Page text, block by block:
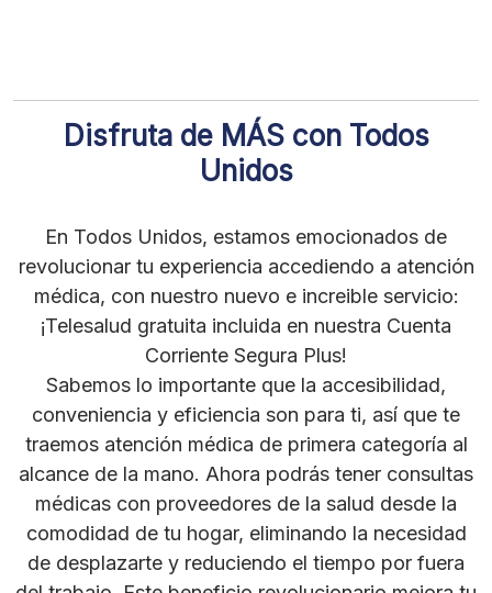
Disfruta de MÁS con Todos
Unidos
En Todos Unidos, estamos emocionados de
revolucionar tu experiencia accediendo a atención
médica, con nuestro nuevo e increible servicio:
¡Telesalud gratuita incluida en nuestra Cuenta
Corriente Segura Plus!
Sabemos lo importante que la accesibilidad,
conveniencia y eficiencia son para ti, así que te
traemos atención médica de primera categoría al
alcance de la mano. Ahora podrás tener consultas
médicas con proveedores de la salud desde la
comodidad de tu hogar, eliminando la necesidad
de desplazarte y reduciendo el tiempo por fuera